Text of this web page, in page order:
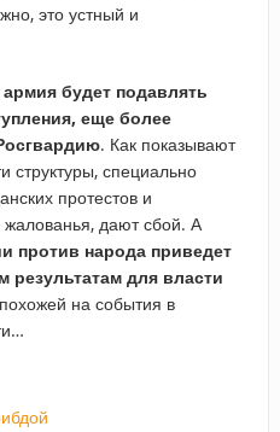
это устный и
будет подавлять
еще более
. Как показывают
структуры, специально
протестов и
дают сбой. А
против народа приведет
для власти
на события в